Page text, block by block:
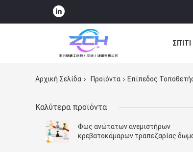
ΣΠΊΤΙ
Αρχική Σελίδα
Προϊόντα Επίπεδος
Καλύτερα προϊόντα
Φως ανώτατων ανεμιστήρων
κρεβατοκάμαρων τραπεζαρίας